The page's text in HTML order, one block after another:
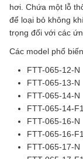
hơi. Chứa một lỗ
để loại bỏ không
trọng đối với các
Các model phổ
FTT-065-12-N
FTT-065-13-N
FTT-065-14-N
FTT-065-14-
FTT-065-16-N
FTT-065-16-
FTT-065-17-N